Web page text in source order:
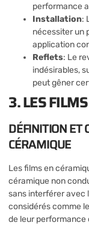
performance
Installation:
nécessiter un
application
Reflets: Le
indésirables,
peut gêner
3. LES
DÉFINITION ET
CÉRAMIQUE
Les films en
céramique non
sans interférer avec
considérés comme
de leur performance